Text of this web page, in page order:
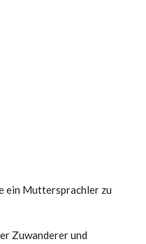
ein Muttersprachler zu
Zuwanderer und